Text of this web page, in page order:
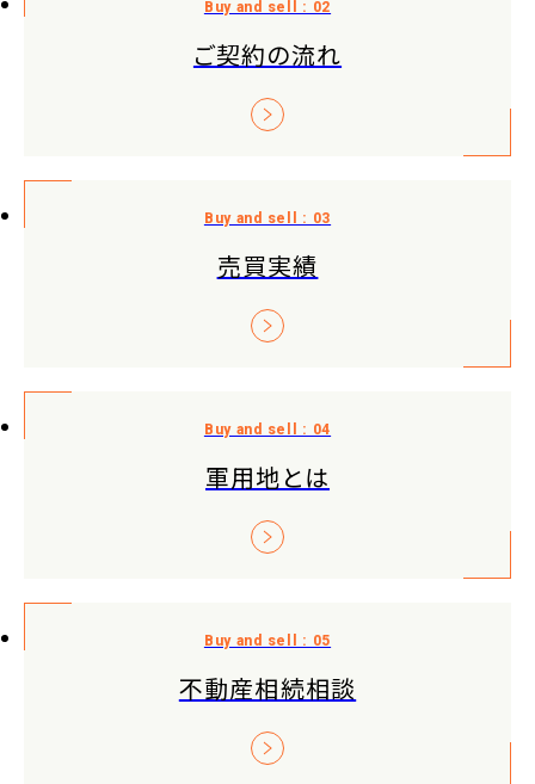
ご契約の流れ
売買実績
軍用地とは
不動産相続相談